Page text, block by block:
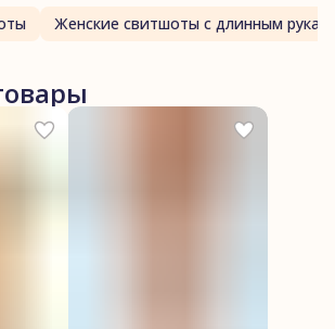
Женские свитшоты с длинным